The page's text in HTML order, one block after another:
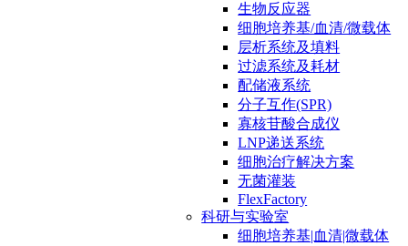
生物反应器
细胞培养基/血清/微载体
层析系统及填料
过滤系统及耗材
配储液系统
分子互作(SPR)
寡核苷酸合成仪
LNP递送系统
细胞治疗解决方案
无菌灌装
FlexFactory
科研与实验室
细胞培养基|血清|微载体